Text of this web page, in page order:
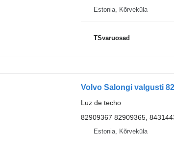
Estonia, Kõrveküla
TSvaruosad
Volvo Salongi valgusti
Luz de techo
82909367 82909365,
Estonia, Kõrveküla